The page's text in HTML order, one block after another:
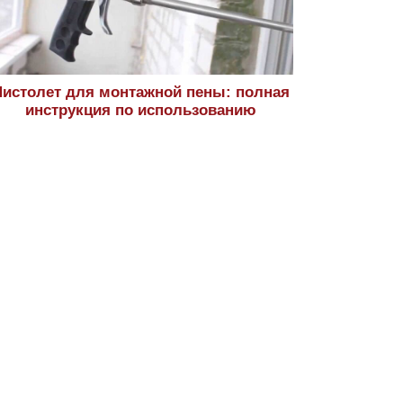
для монтажной пены: полная
инструкция по использованию